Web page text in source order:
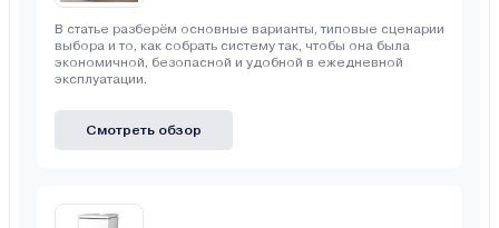
В статье разберём основные варианты, типовые сценарии
выбора и то, как собрать систему так, чтобы она была
экономичной, безопасной и удобной в ежедневной
эксплуатации.
Смотреть обзор